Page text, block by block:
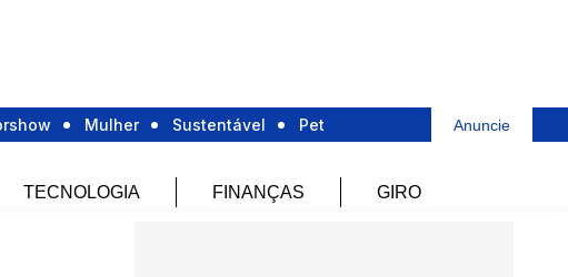
Mulher Sustentável Pet Anuncie
TECNOLOGIA FINANÇAS GIRO